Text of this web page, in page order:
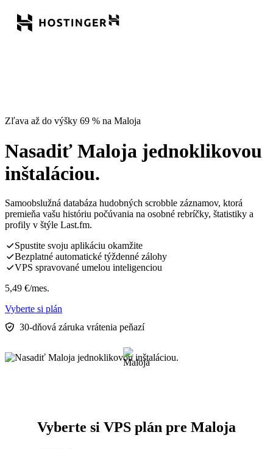
Zľava až do výšky 69 % na Maloja
Nasadiť Maloja jednoklikovou
inštaláciou.
Samoobslužná databáza hudobných scrobble záznamov, ktorá
premieňa vašu históriu počúvania na osobné rebríčky, štatistiky a
profily v štýle Last.fm.
Spustite svoju aplikáciu okamžite
Bezplatné automatické týždenné zálohy
VPS spravované umelou inteligenciou
5,49 €/mes.
Vyberte si plán
30-dňová záruka vrátenia peňazí
Vyberte si VPS plán pre Maloja